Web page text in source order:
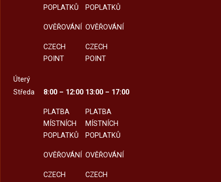
POPLATKŮ
OVĚŘOVÁNÍ
CZECH
POINT
POPLATKŮ
OVĚŘOVÁNÍ
CZECH
POINT
Úterý
Středa
8:00 – 12:00
PLATBA
MÍSTNÍCH
POPLATKŮ
OVĚŘOVÁNÍ
CZECH
13:00 – 17:00
PLATBA
MÍSTNÍCH
POPLATKŮ
OVĚŘOVÁNÍ
CZECH